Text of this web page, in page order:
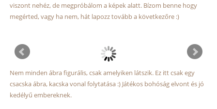
viszont nehéz, de megpróbálom a képek alatt. Bízom benne hogy
megérted, vagy ha nem, hát lapozz tovább a következőre :)
Nem minden ábra figurális, csak amelyiken látszik. Ez itt csak egy
csacska ábra, kacska vonal folytatása :) Játékos bohóság elvont és jó
kedélyű embereknek.